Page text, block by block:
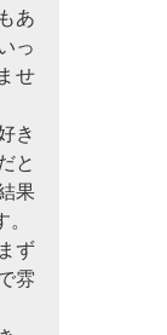
あ
っ
せ
き
と
果
ず
雰